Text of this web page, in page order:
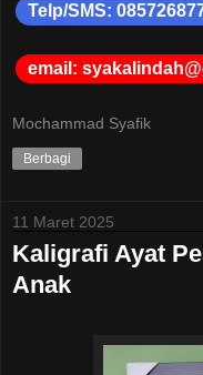
Telp/SMS:
email:
Mochammad Syafik
Berbagi
11 Maret 2025
Kaligrafi Ayat
Anak